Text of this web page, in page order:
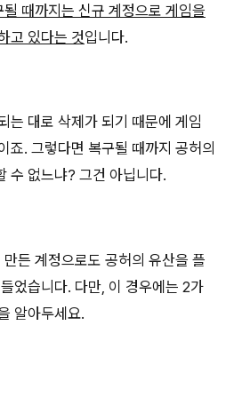
될 때까지는 신규 계정으로 게임을
고 있다는 것입니다.
는 대로 삭제가 되기 때문에 게임
죠. 그렇다면 복구될 때까지 공허의
수 없느냐? 그건 아닙니다.
든 계정으로도 공허의 유산을 플
었습니다. 다만, 이 경우에는 2가
알아두세요.